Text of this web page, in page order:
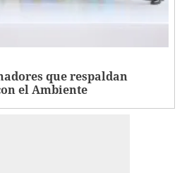
que respaldan
el Ambiente